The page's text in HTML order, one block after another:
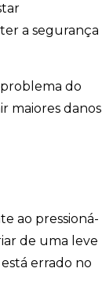
a segurança
problema do
maiores danos
ao pressioná-
de uma leve
errado no